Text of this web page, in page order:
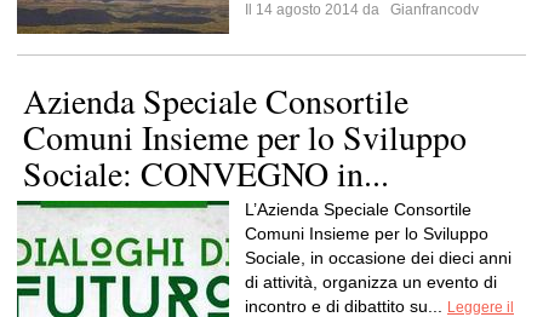
Il 14 agosto 2014 da
Gianfrancodv
Azienda Speciale Consortile
Comuni Insieme per lo Sviluppo
Sociale: CONVEGNO in...
L’Azienda Speciale Consortile
Comuni Insieme per lo Sviluppo
Sociale, in occasione dei dieci anni
di attività, organizza un evento di
incontro e di dibattito su...
Leggere il